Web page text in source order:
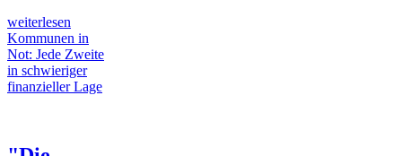
weiterlesen
Kommunen in
Not: Jede Zweite
in schwieriger
finanzieller Lage